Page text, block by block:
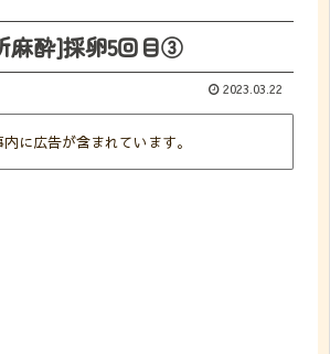
麻酔]採卵5回目③
2023.03.22
に広告が含まれています。